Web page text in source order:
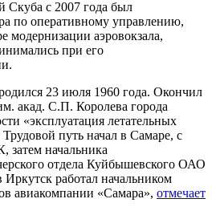
Скуба с 2007 года был
по оперативному управлению,
модернизации аэровокзала,
при его
23 июля 1960 года. Окончил
акад. С.П. Королева города
«эксплуатация летательных
путь начал в Самаре, с
затем начальника
отдела Куйбышевского ОАО
работал начальником
авиакомпании «Самара», отмечает